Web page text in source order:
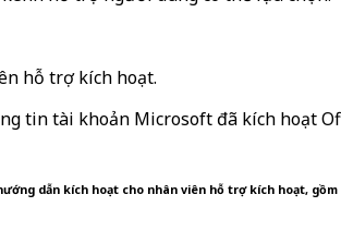
hỗ trợ kích hoạt.
tin tài khoản Microsoft đã kích hoạt
dẫn kích hoạt cho nhân viên hỗ trợ kích hoạt,